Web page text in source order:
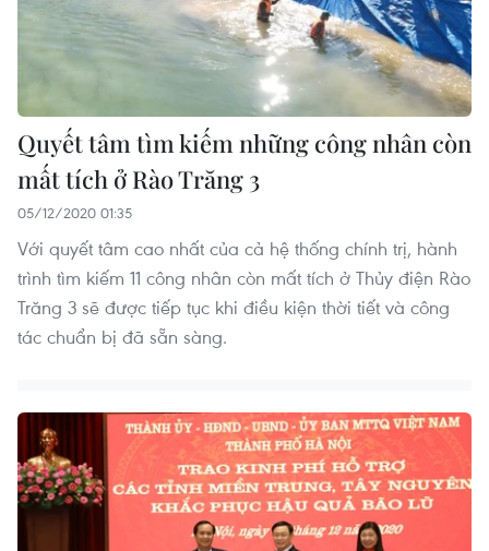
Quyết tâm tìm kiếm những công nhân còn
mất tích ở Rào Trăng 3
05/12/2020 01:35
Với quyết tâm cao nhất của cả hệ thống chính trị, hành
trình tìm kiếm 11 công nhân còn mất tích ở Thủy điện Rào
Trăng 3 sẽ được tiếp tục khi điều kiện thời tiết và công
tác chuẩn bị đã sẵn sàng.